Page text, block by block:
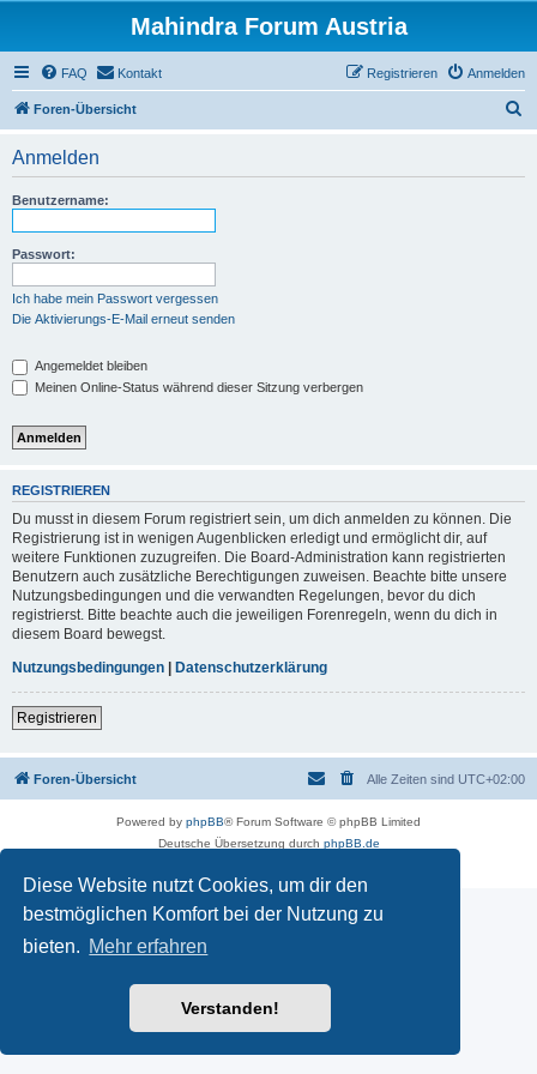
Diese Website nutzt Cookies, um dir den
bestmöglichen Komfort bei der Nutzung zu
bieten. Mehr erfahren
Verstanden!
Mahindra Forum Austria
FAQ Kontakt Anmelden
Registrieren
Foren-Übersicht
Anmelden
Benutzername:
Passwort:
Ich habe mein Passwort vergessen
Die Aktivierungs-E-Mail erneut senden
Angemeldet bleiben
Meinen Online-Status während dieser Sitzung verbergen
REGISTRIEREN
Du musst in diesem Forum registriert sein, um dich anmelden zu können. Die
Registrierung ist in wenigen Augenblicken erledigt und ermöglicht dir, auf
weitere Funktionen zuzugreifen. Die Board-Administration kann registrierten
Benutzern auch zusätzliche Berechtigungen zuweisen. Beachte bitte unsere
Nutzungsbedingungen und die verwandten Regelungen, bevor du dich
registrierst. Bitte beachte auch die jeweiligen Forenregeln, wenn du dich in
diesem Board bewegst.
Nutzungsbedingungen | Datenschutzerklärung
Registrieren
Foren-Übersicht Alle Zeiten sind UTC+02:00
Powered by phpBB® Forum Software © phpBB Limited
Deutsche Übersetzung durch phpBB.de